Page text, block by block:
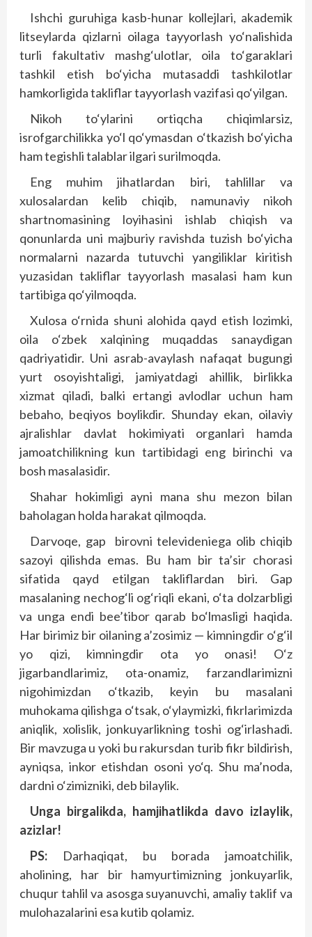
Ishchi guruhiga kasb-hunar kollejlari, akademik
litseylarda qizlarni oilaga tayyorlash yo‘nalishida
turli fakultativ mashg‘ulotlar, oila to‘garaklari
tashkil etish bo‘yicha mutasaddi tashkilotlar
hamkorligida takliflar tayyorlash vazifasi qo‘yilgan.
Nikoh to‘ylarini ortiqcha chiqimlarsiz,
isrofgarchilikka yo‘l qo‘ymasdan o‘tkazish bo‘yicha
ham tegishli talablar ilgari surilmoqda.
Eng muhim jihatlardan biri, tahlillar va
xulosalardan kelib chiqib, namunaviy nikoh
shartnomasining loyihasini ishlab chiqish va
qonunlarda uni majburiy ravishda tuzish bo‘yicha
normalarni nazarda tutuvchi yangiliklar kiritish
yuzasidan takliflar tayyorlash masalasi ham kun
tartibiga qo‘yilmoqda.
Xulosa o‘rnida shuni alohida qayd etish lozimki,
oila o‘zbek xalqining muqaddas sanaydigan
qadriyatidir. Uni asrab-avaylash nafaqat bugungi
yurt osoyishtaligi, jamiyatdagi ahillik, birlikka
xizmat qiladi, balki ertangi avlodlar uchun ham
bebaho, beqiyos boylikdir. Shunday ekan, oilaviy
ajralishlar davlat hokimiyati organlari hamda
jamoatchilikning kun tartibidagi eng birinchi va
bosh masalasidir.
Shahar hokimligi ayni mana shu mezon bilan
baholagan holda harakat qilmoqda.
Darvoqe, gap birovni televideniega olib chiqib
sazoyi qilishda emas. Bu ham bir ta’sir chorasi
sifatida qayd etilgan takliflardan biri. Gap
masalaning nechog‘li og‘riqli ekani, o‘ta dolzarbligi
va unga endi bee’tibor qarab bo‘lmasligi haqida.
Har birimiz bir oilaning a’zosimiz — kimningdir o‘g‘il
yo qizi, kimningdir ota yo onasi! O‘z
jigarbandlarimiz, ota-onamiz, farzandlarimizni
nigohimizdan o‘tkazib, keyin bu masalani
muhokama qilishga o‘tsak, o‘ylaymizki, fikrlarimizda
aniqlik, xolislik, jonkuyarlikning toshi og‘irlashadi.
Bir mavzuga u yoki bu rakursdan turib fikr bildirish,
ayniqsa, inkor etishdan osoni yo‘q. Shu ma’noda,
dardni o‘zimizniki, deb bilaylik.
Unga birgalikda, hamjihatlikda davo izlaylik,
azizlar!
PS: Darhaqiqat, bu borada jamoatchilik,
aholining, har bir hamyurtimizning jonkuyarlik,
chuqur tahlil va asosga suyanuvchi, amaliy taklif va
mulohazalarini esa kutib qolamiz.